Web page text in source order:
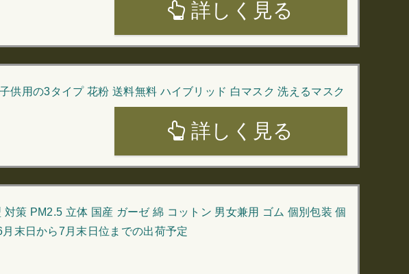
詳しく見る
供用の3タイプ 花粉 送料無料 ハイブリッド 白マスク 洗えるマスク
詳しく見る
策 PM2.5 立体 国産 ガーゼ 綿 コットン 男女兼用 ゴム 個別包装 個
末日から7月末日位までの出荷予定